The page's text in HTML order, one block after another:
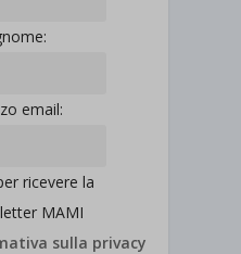
email:
ricevere la
MAMI
sulla privacy